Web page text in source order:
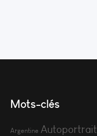
Mots-clés
Argentine Autoportrait